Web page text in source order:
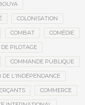
COLONISATION
COMBAT COMÉDIE
PILOTAGE
COMMANDE PUBLIQUE
DE L'INDÉPENDANCE
COMMERCE